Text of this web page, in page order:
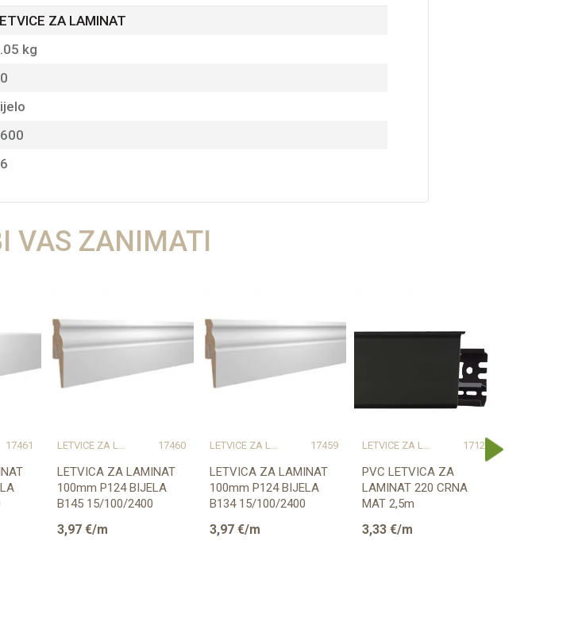
ZA LAMINAT
kg
VAS ZANIMATI
17461 LETVICE ZA LAMINAT 17460
LETVICA ZA LAMINAT
100mm P124 BIJELA
B145 15/100/2400
(PRIPREMLJENA ZA ...
3,97 €/m
LETVICE ZA LAMINAT 17459
LETVICA ZA LAMINAT
100mm P124 BIJELA
B134 15/100/2400
3,97 €/m
LETVICE ZA LAMINAT 17123
PVC LETVICA ZA
LAMINAT 220 CRNA
MAT 2,5m
3,33 €/m